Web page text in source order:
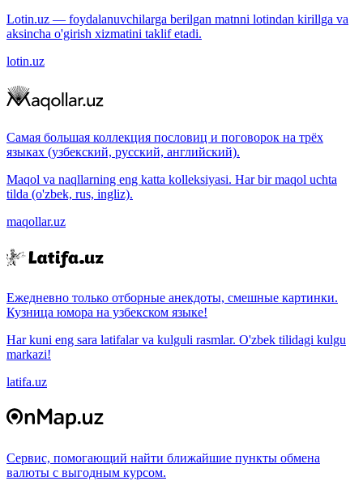
Lotin.uz — foydalanuvchilarga berilgan matnni lotindan kirillga va
aksincha o'girish xizmatini taklif etadi.
lotin.uz
Самая большая коллекция пословиц и поговорок на трёх
языках (узбекский, русский, английский).
Maqol va naqllarning eng katta kolleksiyasi. Har bir maqol uchta
tilda (o'zbek, rus, ingliz).
maqollar.uz
Ежедневно только отборные анекдоты, смешные картинки.
Кузница юмора на узбекском языке!
Har kuni eng sara latifalar va kulguli rasmlar. O'zbek tilidagi kulgu
markazi!
latifa.uz
Сервис, помогающий найти ближайшие пункты обмена
валюты с выгодным курсом.